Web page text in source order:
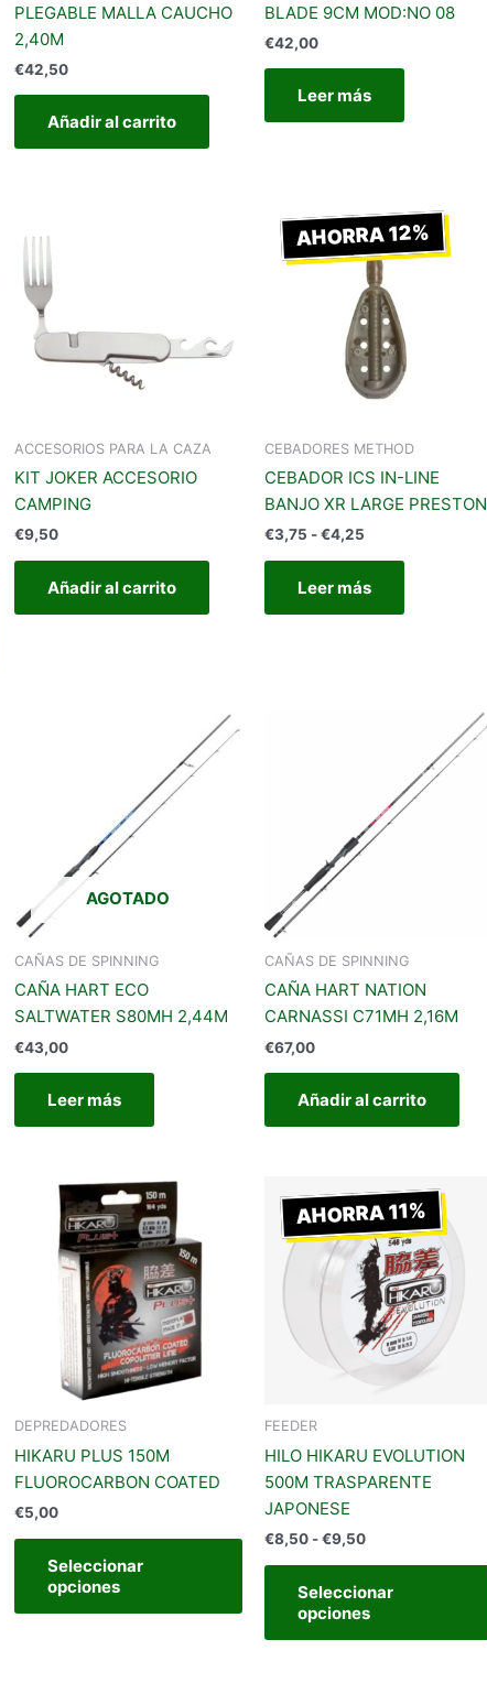
PLEGABLE MALLA CAUCHO
2,40M
€42,50
Añadir al carrito
BLADE 9CM MOD:NO 08
€42,00
Leer más
producto
tiene
múltiples
variantes.
opciones
elegir
página
producto
ACCESORIOS PARA LA CAZA
KIT JOKER ACCESORIO
CAMPING
€9,50
Añadir al carrito
AHORRA 12%
CEBADORES METHOD
CEBADOR ICS IN-LINE
BANJO XR LARGE PRESTON
€3,75 -€4,25
de
precios:
desde
€3,75
hasta
€4,25
Leer más
AGOTADO
CAÑAS DE SPINNING
CAÑA HART ECO
SALTWATER S80MH 2,44M
€43,00
Leer más
CAÑAS DE SPINNING
CAÑA HART NATION
CARNASSI C71MH 2,16M
€67,00
Añadir al carrito
DEPREDADORES
HIKARU PLUS 150M
FLUOROCARBON COATED
€5,00
Seleccionar
opciones
producto
múltiples
opciones
elegir
página
AHORRA 11%
FEEDER
HILO HIKARU EVOLUTION
500M TRASPARENTE
JAPONESE
€8,50 -€9,50
de
precios:
desde
€8,50
hasta
€9,50
Seleccionar
opciones